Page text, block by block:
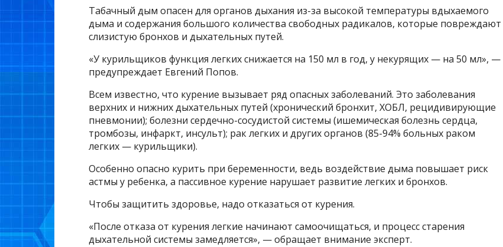
Табачный дым опасен для органов дыхания из-за высокой температуры вдыхаемого
дыма и содержания большого количества свободных радикалов, которые повреждают
слизистую бронхов и дыхательных путей.
«У курильщиков функция легких снижается на 150 мл в год, у некурящих — на 50 мл», —
предупреждает Евгений Попов.
Всем известно, что курение вызывает ряд опасных заболеваний. Это заболевания
верхних и нижних дыхательных путей (хронический бронхит, ХОБЛ, рецидивирующие
пневмонии); болезни сердечно-сосудистой системы (ишемическая болезнь сердца,
тромбозы, инфаркт, инсульт); рак легких и других органов (85-94% больных раком
легких — курильщики).
Особенно опасно курить при беременности, ведь воздействие дыма повышает риск
астмы у ребенка, а пассивное курение нарушает развитие легких и бронхов.
Чтобы защитить здоровье, надо отказаться от курения.
«После отказа от курения легкие начинают самоочищаться, и процесс старения
дыхательной системы замедляется», — обращает внимание эксперт.